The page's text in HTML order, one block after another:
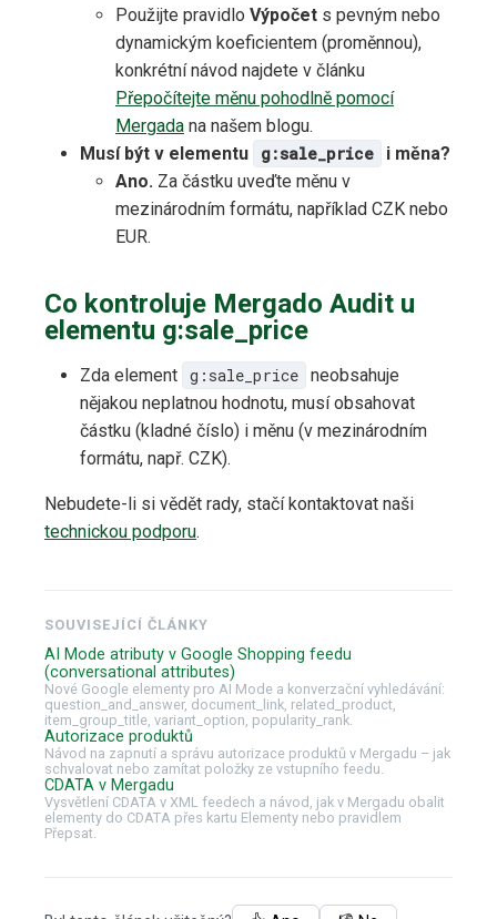
Použijte pravidlo Výpočet s pevným nebo
dynamickým koeficientem (proměnnou),
konkrétní návod najdete v článku
Přepočítejte měnu pohodlně pomocí
Mergada na našem blogu.
Musí být v elementu
g:sale_price
i měna?
Ano. Za částku uveďte měnu v
mezinárodním formátu, například CZK nebo
EUR.
Co kontroluje Mergado Audit u
elementu g:sale_price
Zda element g:sale_price neobsahuje
nějakou neplatnou hodnotu, musí obsahovat
částku (kladné číslo) i měnu (v mezinárodním
formátu, např. CZK).
Nebudete-li si vědět rady, stačí kontaktovat naši
technickou podporu.
SOUVISEJÍCÍ ČLÁNKY
AI Mode atributy v Google Shopping feedu
(conversational attributes)
Nové Google elementy pro AI Mode a konverzační vyhledávání:
question_and_answer, document_link, related_product,
item_group_title, variant_option, popularity_rank.
Autorizace produktů
Návod na zapnutí a správu autorizace produktů v Mergadu – jak
schvalovat nebo zamítat položky ze vstupního feedu.
CDATA v Mergadu
Vysvětlení CDATA v XML feedech a návod, jak v Mergadu obalit
elementy do CDATA přes kartu Elementy nebo pravidlem
Přepsat.